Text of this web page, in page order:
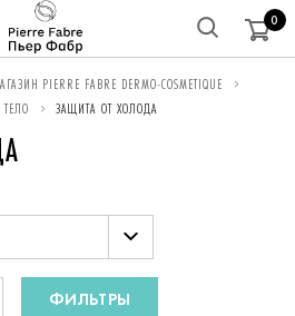
0
PIERRE FABRE DERMO-COSMETIQUE
ТЕЛО ЗАЩИТА ОТ ХОЛОДА
ФИЛЬТРЫ